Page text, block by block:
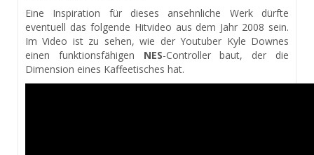
Eine Inspiration für dieses ansehnliche Werk dürfte
eventuell das folgende Hitvideo aus dem Jahr 2008 sein.
Im Video ist zu sehen, wie der Youtuber Kyle Downes
einen funktionsfähigen NES-Controller baut, der die
Dimension eines Kaffeetisches hat.